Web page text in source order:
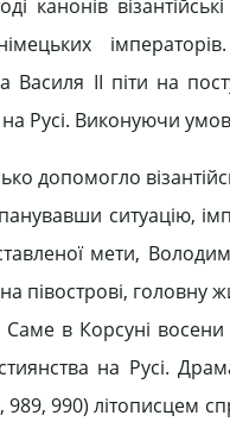
канонів
Василя II піти на
Русі. Виконуючи
допомогло
ситуацію,
мети,
півострові,
в Корсуні
на Русі.
990) літописцем